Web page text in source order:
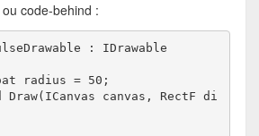
code-behind :
: IDrawable
radius = 50;
canvas, RectF di